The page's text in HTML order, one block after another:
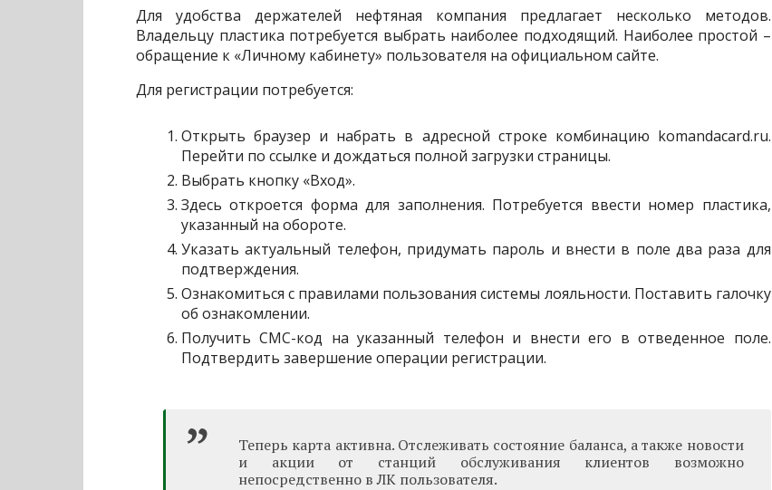
Для удобства держателей нефтяная компания предлагает несколько методов.
Владельцу пластика потребуется выбрать наиболее подходящий. Наиболее простой –
обращение к «Личному кабинету» пользователя на официальном сайте.
Для регистрации потребуется:
Открыть браузер и набрать в адресной строке комбинацию komandacard.ru.
Перейти по ссылке и дождаться полной загрузки страницы.
Выбрать кнопку «Вход».
Здесь откроется форма для заполнения. Потребуется ввести номер пластика,
указанный на обороте.
Указать актуальный телефон, придумать пароль и внести в поле два раза для
подтверждения.
Ознакомиться с правилами пользования системы лояльности. Поставить галочку
об ознакомлении.
Получить СМС-код на указанный телефон и внести его в отведенное поле.
Подтвердить завершение операции регистрации.
Теперь карта активна. Отслеживать состояние баланса, а также новости
и акции от станций обслуживания клиентов возможно
непосредственно в ЛК пользователя.